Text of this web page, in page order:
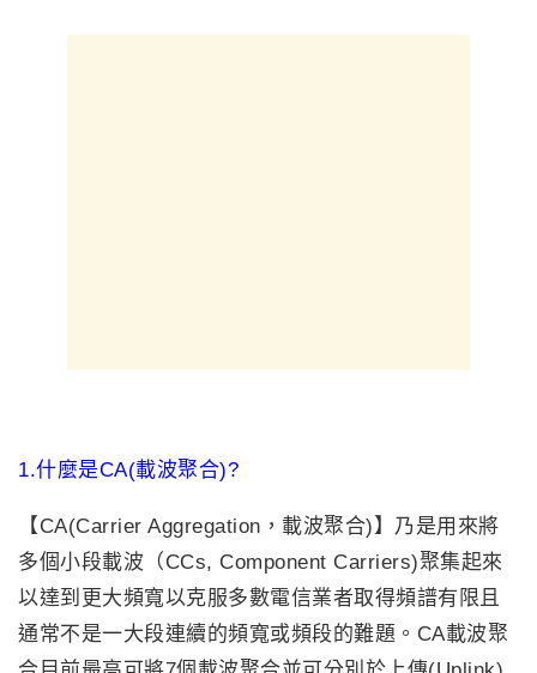
1.什麼是CA(載波聚合)?
【CA(Carrier Aggregation，載波聚合)】乃是用來將
多個小段載波（CCs, Component Carriers)聚集起來
以達到更大頻寬以克服多數電信業者取得頻譜有限且
通常不是一大段連續的頻寬或頻段的難題。CA載波聚